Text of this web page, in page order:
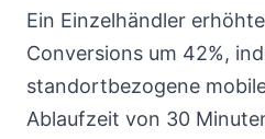
Ein Einzelhändler
Conversions um 42%,
standortbezogene
Ablaufzeit von 30